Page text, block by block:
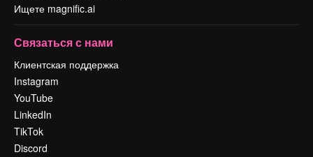
Ищете magnific.ai
Связаться с нами
Клиентская поддержка
Instagram
YouTube
LinkedIn
TikTok
Discord